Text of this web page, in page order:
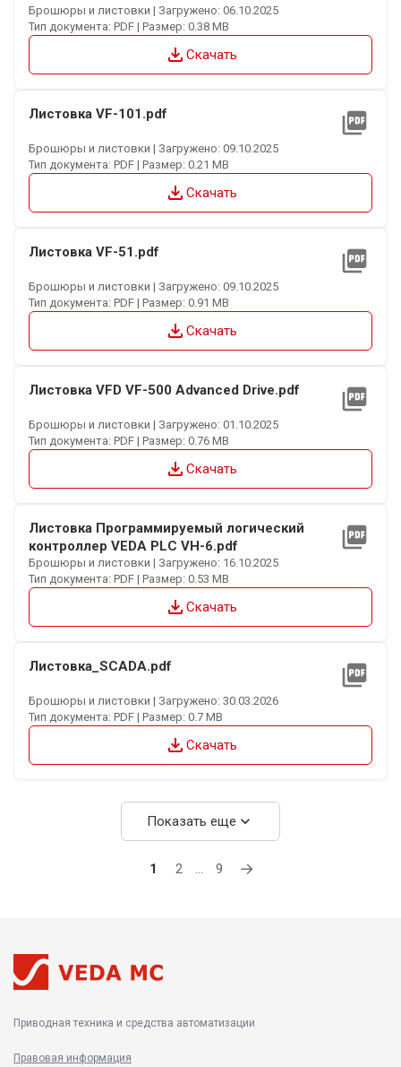
Брошюры и листовки | Загружено: 06.10.2025
Тип документа: PDF | Размер: 0.38 MB
file_download Скачать
Листовка VF-101.pdf picture_as_pdf
Брошюры и листовки | Загружено: 09.10.2025
Тип документа: PDF | Размер: 0.21 MB
file_download Скачать
Листовка VF-51.pdf picture_as_pdf
Брошюры и листовки | Загружено: 09.10.2025
Тип документа: PDF | Размер: 0.91 MB
file_download Скачать
Листовка VFD VF-500 Advanced Drive.pdf picture_as_pdf
Брошюры и листовки | Загружено: 01.10.2025
Тип документа: PDF | Размер: 0.76 MB
file_download Скачать
Листовка Программируемый логический
контроллер VEDA PLC VH-6.pdf
picture_as_pdf
Брошюры и листовки | Загружено: 16.10.2025
Тип документа: PDF | Размер: 0.53 MB
file_download Скачать
Листовка_SCADA.pdf picture_as_pdf
Брошюры и листовки | Загружено: 30.03.2026
Тип документа: PDF | Размер: 0.7 MB
file_download Скачать
Показать еще expand_more
1 2 9 →
Приводная техника и средства автоматизации
Правовая информация